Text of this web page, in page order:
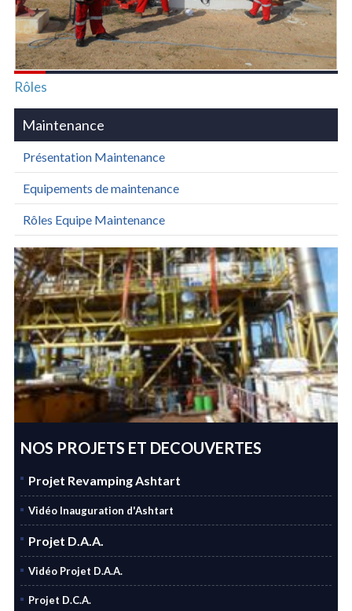
Rôles
Maintenance
Présentation Maintenance
Equipements de maintenance
Rôles Equipe Maintenance
NOS PROJETS ET DECOUVERTES
Projet Revamping Ashtart
Vidéo Inauguration d'Ashtart
Projet D.A.A.
Vidéo Projet D.A.A.
Projet D.C.A.